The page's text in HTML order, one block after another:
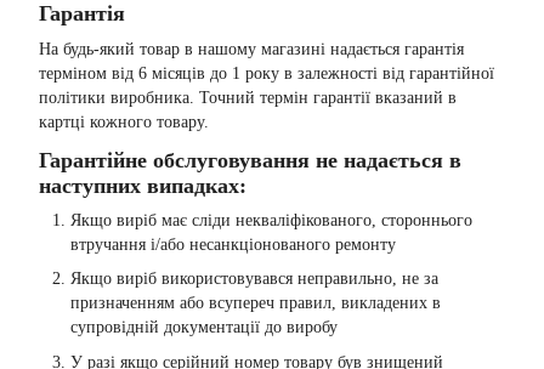
Гарантія
На будь-який товар в нашому магазині надається гарантія
терміном від 6 місяців до 1 року в залежності від гарантійної
політики виробника. Точний термін гарантії вказаний в
картці кожного товару.
Гарантійне обслуговування не надається в
наступних випадках:
Якщо виріб має сліди некваліфікованого, стороннього
втручання і/або несанкціонованого ремонту
Якщо виріб використовувався неправильно, не за
призначенням або всупереч правил, викладених в
супровідній документації до виробу
У разі якщо серійний номер товару був знищений